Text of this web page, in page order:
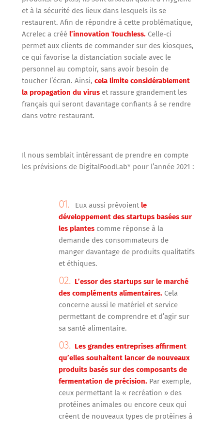
et à la sécurité des lieux dans lesquels ils se
restaurent. Afin de répondre à cette problématique,
Acrelec a créél’innovation Touchless.Celle-ci
permet aux clients de commander sur des kiosques,
ce qui favorise la distanciation sociale avec le
personnel au comptoir, sans avoir besoin de
toucher l’écran. Ainsi, cela limite considérablement
la propagation du virus et rassure grandement les
français qui seront davantage confiants à se rendre
dans votre restaurant.
Il nous semblait intéressant de prendre en compte
les prévisions de DigitalFoodLab* pour l’année 2021 :
Eux aussi prévoientle
développement des startups basées sur
les plantes comme réponse à la
demande des consommateurs de
manger davantage de produits qualitatifs
et éthiques.
L’essor des startups sur le marché
des compléments alimentaires.Cela
concerne aussi le matériel et service
permettant de comprendre et d’agir sur
sa santé alimentaire.
Les grandes entreprises affirment
qu’elles souhaitent lancer de nouveaux
produits basés sur des composants de
fermentation de précision. Par exemple,
ceux permettant la « recréation » des
protéines animales ou encore ceux qui
créent de nouveaux types de protéines à